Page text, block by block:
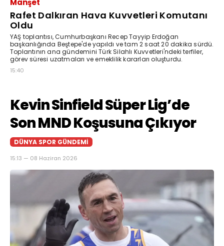
Manşet
Rafet Dalkıran Hava Kuvvetleri Komutanı
Oldu
YAŞ toplantısı, Cumhurbaşkanı Recep Tayyip Erdoğan
başkanlığında Beştepe'de yapıldı ve tam 2 saat 20 dakika sürdü.
Toplantının ana gündemini Türk Silahlı Kuvvetleri'ndeki terfiler,
görev süresi uzatmaları ve emeklilik kararları oluşturdu.
15:40